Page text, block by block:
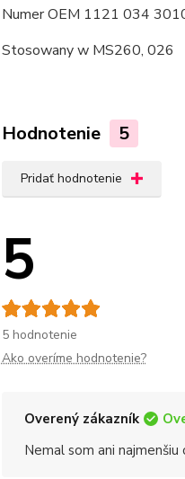
Numer OEM 1121 034
Stosowany w MS260, 026
Hodnotenie 5
Pridať hodnotenie
5
5 hodnotenie
Ako overíme hodnotenie?
Overený zákazník
Nemal som ani